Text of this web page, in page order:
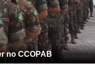
no CCOPAB